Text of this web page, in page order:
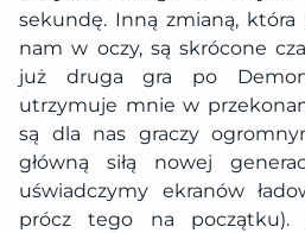
sekundę. Inną zmianą, która
nam w oczy, są skrócone
już druga gra po
utrzymuje mnie w
są dla nas graczy
główną siłą nowej
uświadczymy ekranów
prócz tego na początku).